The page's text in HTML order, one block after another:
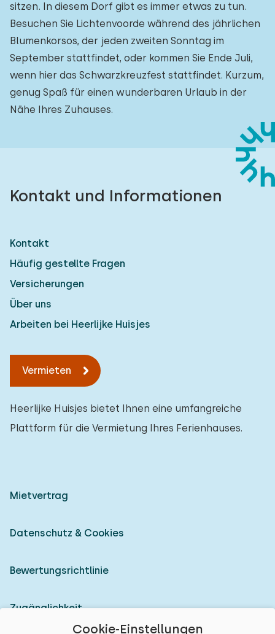
Cookie-Einstellungen
sitzen. In diesem Dorf gibt es immer etwas zu tun.
Besuchen Sie Lichtenvoorde während des jährlichen
Blumenkorsos, der jeden zweiten Sonntag im
September stattfindet, oder kommen Sie Ende Juli,
wenn hier das Schwarzkreuzfest stattfindet. Kurzum,
genug Spaß für einen wunderbaren Urlaub in der
Nähe Ihres Zuhauses.
Kontakt und Informationen
Kontakt
Häufig gestellte Fragen
Versicherungen
Über uns
Arbeiten bei Heerlijke Huisjes
Vermieten
Heerlijke Huisjes bietet Ihnen eine umfangreiche
Plattform für die Vermietung Ihres Ferienhauses.
Mietvertrag
Datenschutz & Cookies
Bewertungsrichtlinie
Zugänglichkeit